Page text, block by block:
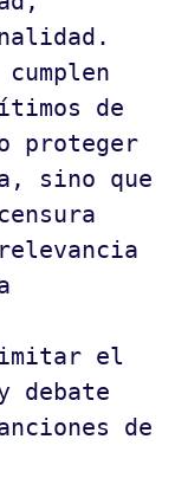
de
proteger
sino que
el
debate
de